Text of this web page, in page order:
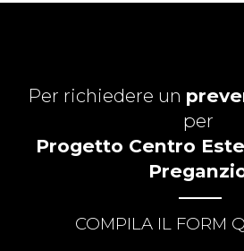
Per richiedere un
per
Progetto Centro
COMPILA IL FORM